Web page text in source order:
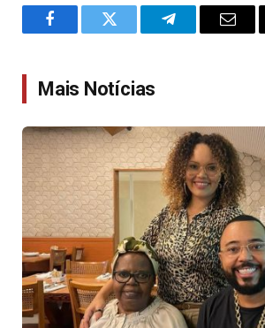
FacebookTwitter TelegramEmail
Mais Notícias